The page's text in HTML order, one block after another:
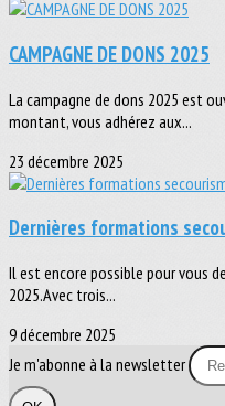
CAMPAGNE DE DONS 2025
La campagne de dons 2025 est
montant, vous adhérez aux...
23 décembre 2025
Dernières formations
Il est encore possible pour vous
2025.Avec trois...
9 décembre 2025
Je m'abonne à la newsletter